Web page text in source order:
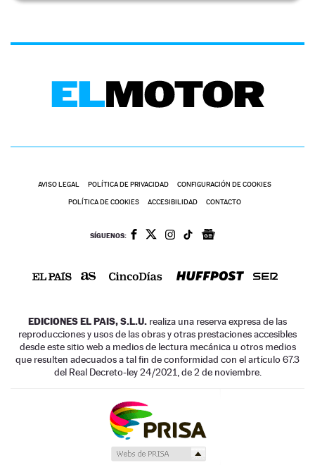
AVISO LEGAL POLÍTICA DE PRIVACIDAD CONFIGURACIÓN DE COOKIES
POLÍTICA DE COOKIES ACCESIBILIDAD CONTACTO
SÍGUENOS:
EDICIONES EL PAIS, S.L.U. realiza una reserva expresa de las
reproducciones y usos de las obras y otras prestaciones accesibles
desde este sitio web a medios de lectura mecánica u otros medios
que resulten adecuados a tal fin de conformidad con el artículo 67.3
del Real Decreto-ley 24/2021, de 2 de noviembre.